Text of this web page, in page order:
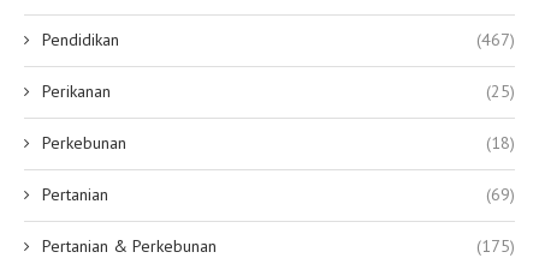
Pendidikan (467)
Perikanan (25)
Perkebunan (18)
Pertanian (69)
Pertanian & Perkebunan (175)